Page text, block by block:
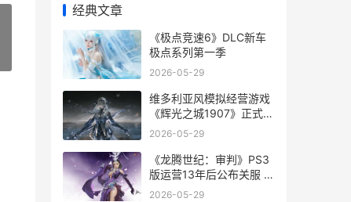
经典文章
《极点竞速6》DLC新车
极点系列第一季
2026-05-29
维多利亚风模拟经营游戏
《辉光之城1907》正式首
曝 维多利亚模拟器
2026-05-29
《龙腾世纪：审判》PS3
版运营13年后公布关服 龙
腾世纪审判流程攻略
2026-05-29